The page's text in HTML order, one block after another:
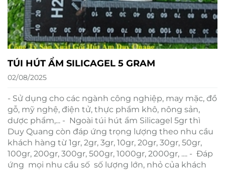
TÚI HÚT ẨM SILICAGEL 5 GRAM
02/08/2025
- Sử dụng cho các ngành công nghiệp, may mặc, đồ
gỗ, mỹ nghệ, điện tử, thực phẩm khô, nông sản,
dược phẩm,... - Ngoài túi hút ẩm Silicagel 5gr thì
Duy Quang còn đáp ứng trọng lượng theo nhu cầu
khách hàng từ 1gr, 2gr, 3gr, 10gr, 20gr, 30gr, 50gr,
100gr, 200gr, 300gr, 500gr, 1000gr, 2000gr, .... - Đáp
ứng mọi nhu cầu số số lượng lớn, nhỏ của khách